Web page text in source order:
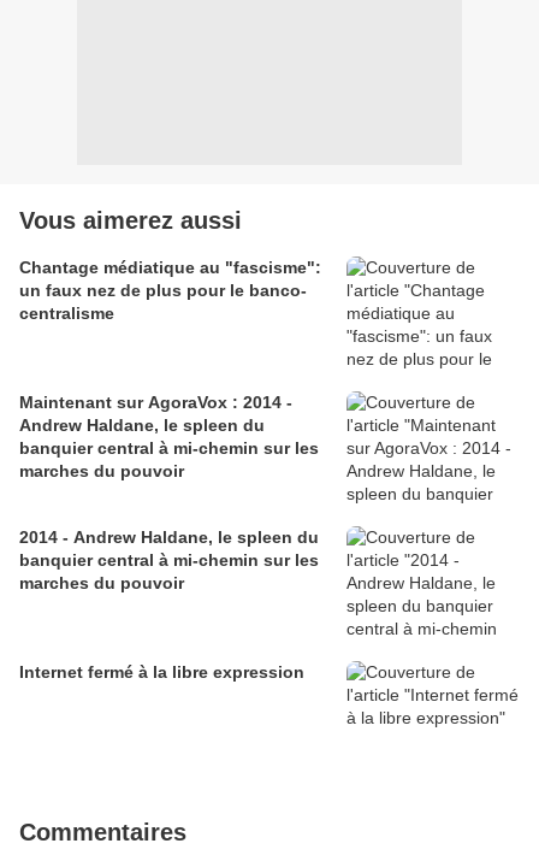
Vous aimerez aussi
Chantage médiatique au "fascisme":
un faux nez de plus pour le banco-
centralisme
Maintenant sur AgoraVox : 2014 -
Andrew Haldane, le spleen du
banquier central à mi-chemin sur les
marches du pouvoir
2014 - Andrew Haldane, le spleen du
banquier central à mi-chemin sur les
marches du pouvoir
Internet fermé à la libre expression
Commentaires